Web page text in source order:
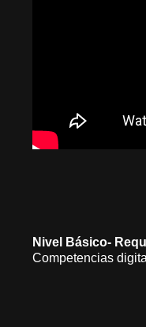
Nivel Básico-
Competencias